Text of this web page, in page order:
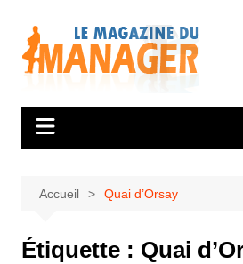
contenu
Accueil Quai d’Orsay
Étiquette : Quai